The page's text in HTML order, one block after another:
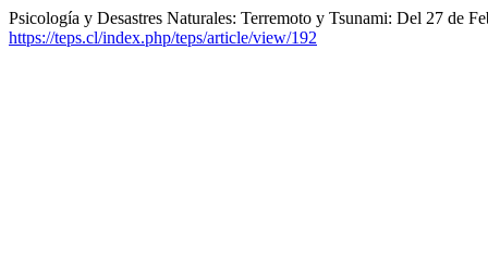
Psicología y Desastres Naturales: Terremoto y Tsunami: Del 27 de
https://teps.cl/index.php/teps/article/view/192